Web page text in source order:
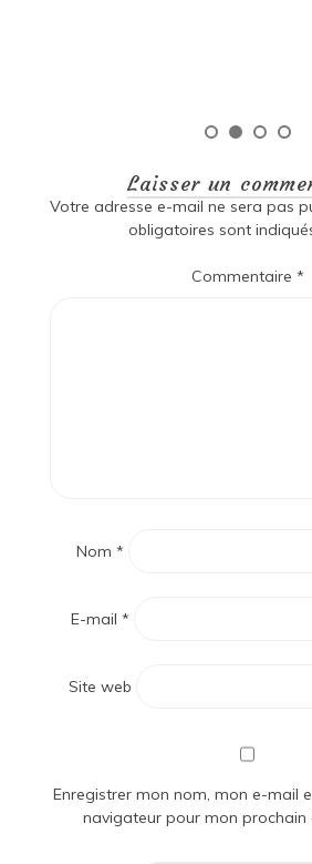
Laisser un
Votre adresse e-mail ne sera pas
obligatoires sont
Commentaire *
Nom *
E-mail *
Site web
Enregistrer mon nom, mon e-mail
navigateur pour mon prochain